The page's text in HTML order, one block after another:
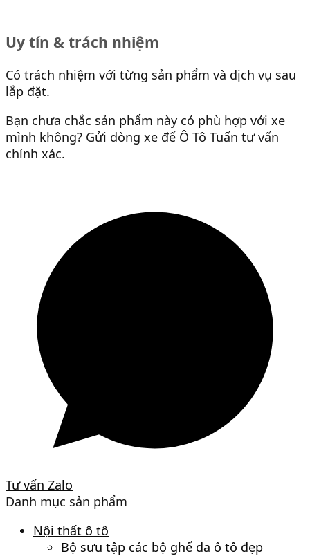
Uy tín & trách nhiệm
Có trách nhiệm với từng sản phẩm và dịch vụ sau
lắp đặt.
Bạn chưa chắc sản phẩm này có phù hợp với xe
mình không? Gửi dòng xe để Ô Tô Tuấn tư vấn
chính xác.
Tư vấn Zalo
Danh mục sản phẩm
Nội thất ô tô
Bộ sưu tập các bộ ghế da ô tô đẹp